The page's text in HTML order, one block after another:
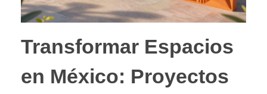
Transformar Espacios
en México: Proyectos